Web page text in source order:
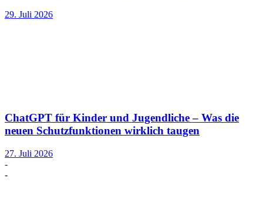
29. Juli 2026
ChatGPT für Kinder und Jugendliche – Was die
neuen Schutzfunktionen wirklich taugen
27. Juli 2026
-
-